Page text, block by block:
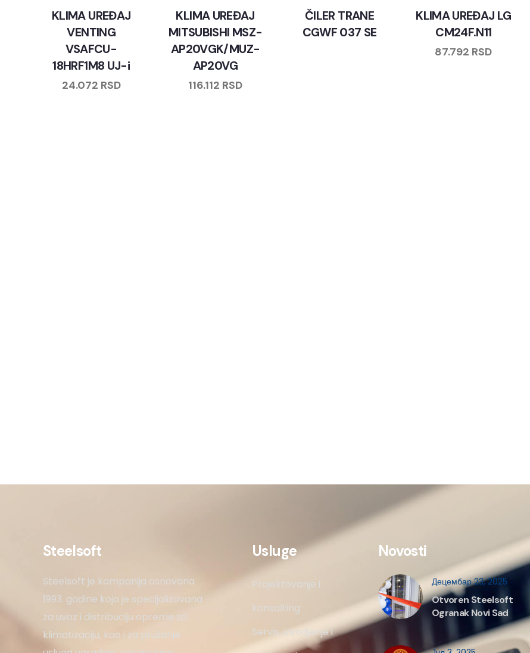
KLIMA UREĐAJ
VENTING
VSAFCU-
18HRF1M8 UJ-i
24.072 RSD
KLIMA UREĐAJ
MITSUBISHI MSZ-
AP20VGK/MUZ-
AP20VG
116.112 RSD
ČILER TRANE
CGWF 037 SE
KLIMA UREĐAJ LG
CM24F.N11
87.792 RSD
Steelsoft
Steelsoft je kompanija osnovana
1993. godine koja je specijalizovana
za uvoz i distribuciju opreme za
klimatizaciju, kao i za pružanje
Usluge
Projektovanje i
konsalting
Servis, izvodjenje i
Novosti
Децембар 23, 2025
Otvoren Steelsoft
Ogranak Novi Sad